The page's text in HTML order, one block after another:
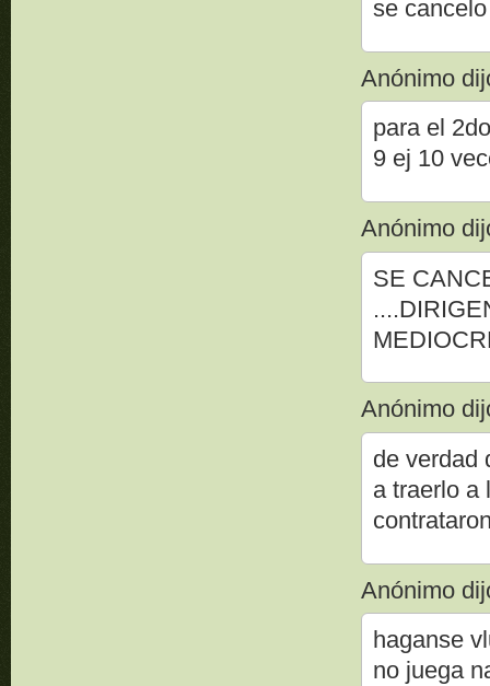
se
Anónimo
para el
9 ej 10
Anónimo
SE
Anónimo
de verdad
a traerlo a
Anónimo
haganse
no juega